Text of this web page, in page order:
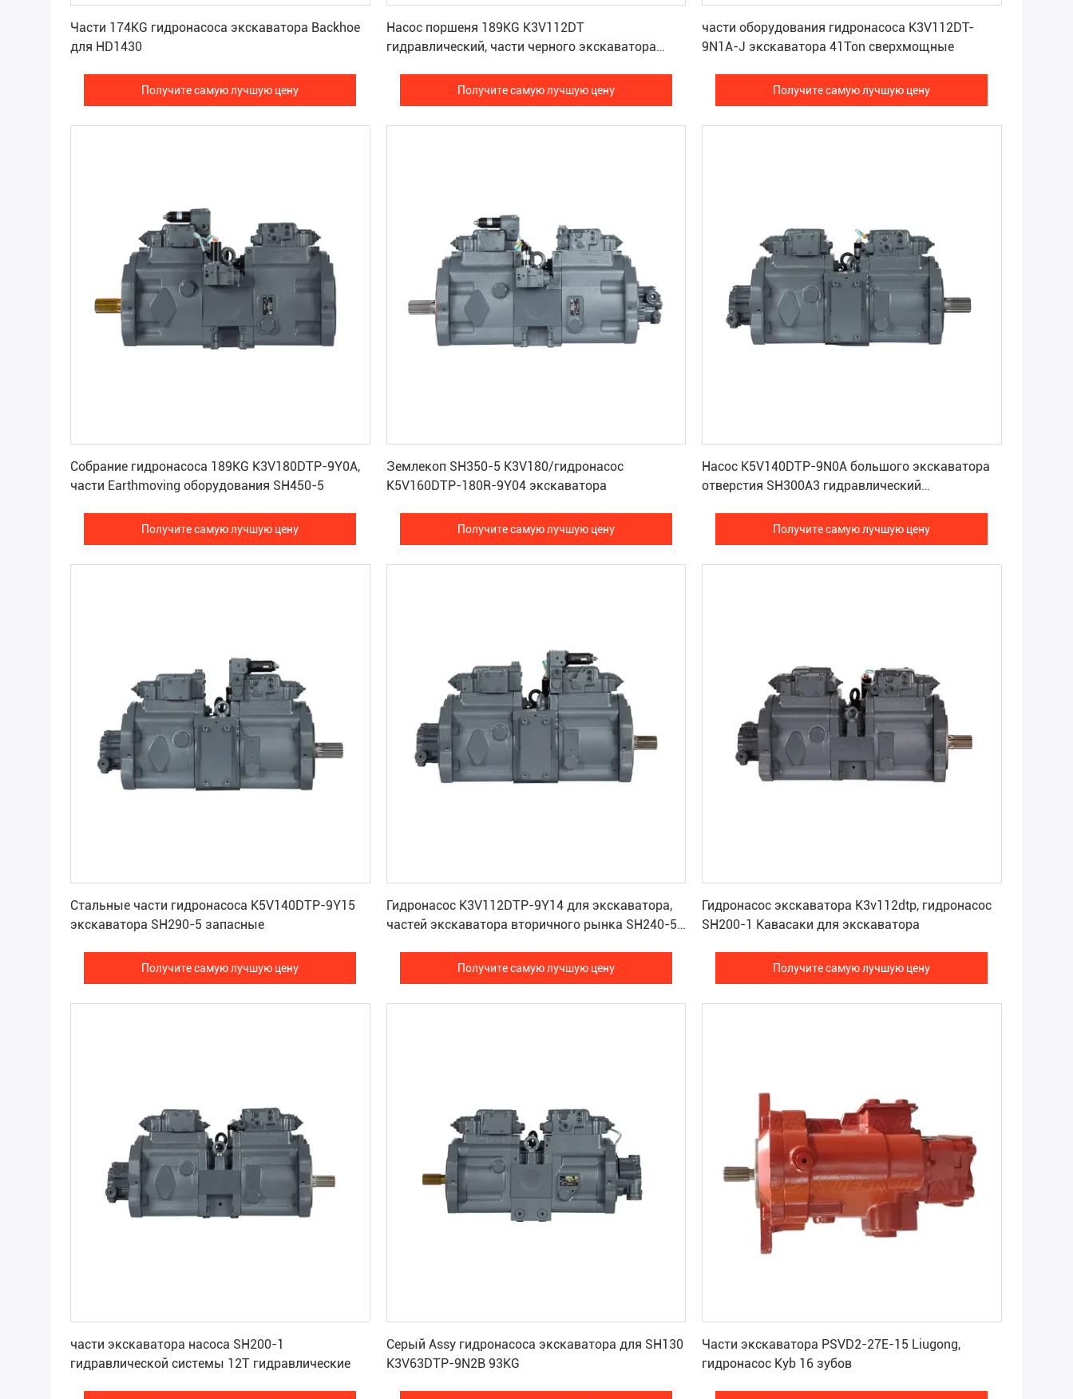
Части 174KG гидронасоса экскаватора Backhoe
для HD1430
Получите самую лучшую цену
Насос поршеня 189KG K3V112DT
гидравлический, части черного экскаватора
Получите самую лучшую цену
части оборудования гидронасоса K3V112DT-
9N1A-J экскаватора 41Ton сверхмощные
Получите самую лучшую цену
Собрание гидронасоса 189KG K3V180DTP-9Y0A,
части Earthmoving оборудования SH450-5
Получите самую лучшую цену
Землекоп SH350-5 K3V180/гидронасос
K5V160DTP-180R-9Y04 экскаватора
Получите самую лучшую цену
Насос K5V140DTP-9N0A большого экскаватора
отверстия SH300A3 гидравлический
Получите самую лучшую цену
Стальные части гидронасоса K5V140DTP-9Y15
экскаватора SH290-5 запасные
Получите самую лучшую цену
Гидронасос K3V112DTP-9Y14 для экскаватора,
частей экскаватора вторичного рынка SH240-5
Получите самую лучшую цену
Гидронасос экскаватора K3v112dtp, гидронасос
SH200-1 Кавасаки для экскаватора
Получите самую лучшую цену
части экскаватора насоса SH200-1
гидравлической системы 12T гидравлические
Серый Assy гидронасоса экскаватора для SH130
K3V63DTP-9N2B 93KG
Части экскаватора PSVD2-27E-15 Liugong,
гидронасос Kyb 16 зубов